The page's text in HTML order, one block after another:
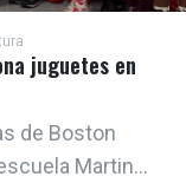
juguetes en
de Boston
Martin